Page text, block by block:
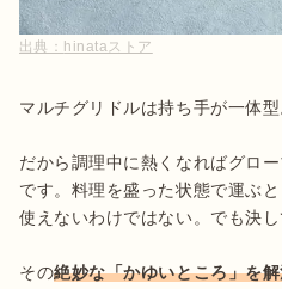
出典： hinataストア
マルチグリドルは持ち手が一体型
だから調理中に熱くなればグロ
です。料理を盛った状態で運ぶ
使えないわけではない。でも決し
その絶妙な「かゆいところ」を